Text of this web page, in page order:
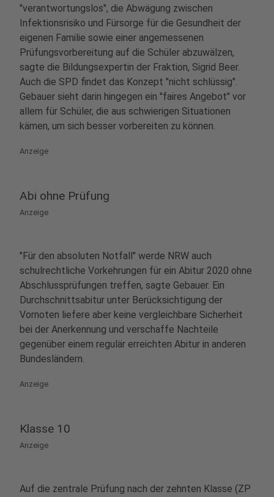
"verantwortungslos", die Abwägung zwischen
Infektionsrisiko und Fürsorge für die Gesundheit der
eigenen Familie sowie einer angemessenen
Prüfungsvorbereitung auf die Schüler abzuwälzen,
sagte die Bildungsexpertin der Fraktion, Sigrid Beer.
Auch die SPD findet das Konzept "nicht schlüssig".
Gebauer sieht darin hingegen ein "faires Angebot" vor
allem für Schüler, die aus schwierigen Situationen
kämen, um sich besser vorbereiten zu können.
Anzeige
Abi ohne Prüfung
Anzeige
"Für den absoluten Notfall" werde NRW auch
schulrechtliche Vorkehrungen für ein Abitur 2020 ohne
Abschlussprüfungen treffen, sagte Gebauer. Ein
Durchschnittsabitur unter Berücksichtigung der
Vornoten liefere aber keine vergleichbare Sicherheit
bei der Anerkennung und verschaffe Nachteile
gegenüber einem regulär erreichten Abitur in anderen
Bundesländern.
Anzeige
Klasse 10
Anzeige
Auf die zentrale Prüfung nach der zehnten Klasse (ZP